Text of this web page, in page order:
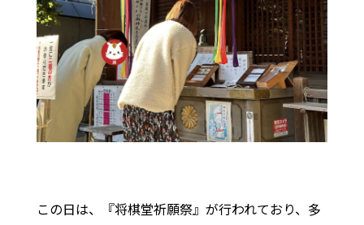
この日は、『将棋堂祈願祭』が行われており、多